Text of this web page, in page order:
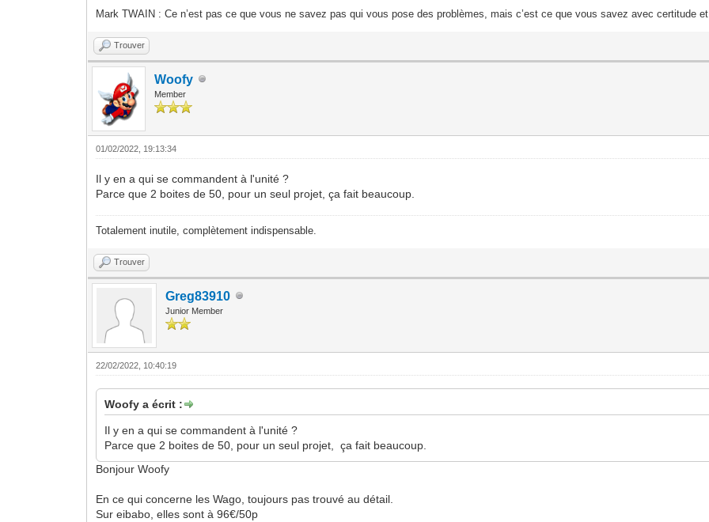
Mark TWAIN : Ce n’est pas ce que vous ne savez pas qui vous pose des problèmes, mais c’est ce que vous savez avec certitude
Trouver
Woofy
Member
01/02/2022, 19:13:34
Il y en a qui se commandent à l'unité ?
Parce que 2 boites de 50, pour un seul projet, ça fait beaucoup.
Totalement inutile, complètement indispensable.
Trouver
Greg83910
Junior Member
22/02/2022, 10:40:19
Woofy a écrit :
Il y en a qui se commandent à l'unité ?
Parce que 2 boites de 50, pour un seul projet, ça fait beaucoup.
Bonjour Woofy
En ce qui concerne les Wago, toujours pas trouvé au détail.
Sur eibabo, elles sont à 96€/50p